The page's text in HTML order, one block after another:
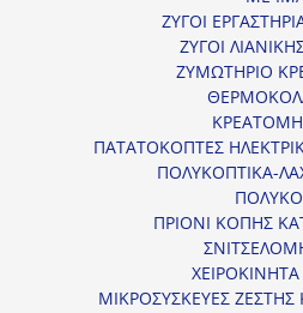
ΖΥΓΟΙ
ΖΥΓΟΙ
ΖΥΜΩΤΗΡΙΟ
ΠΑΤΑΤΟΚΟΠΤΕΣ
ΠΟΛΥΚΟΠΤΙΚΑ-
ΠΡΙΟΝΙ ΚΟΠΗΣ
ΜΙΚΡΟΣΥΣΚΕΥΕΣ ΖΕΣΤΗΣ